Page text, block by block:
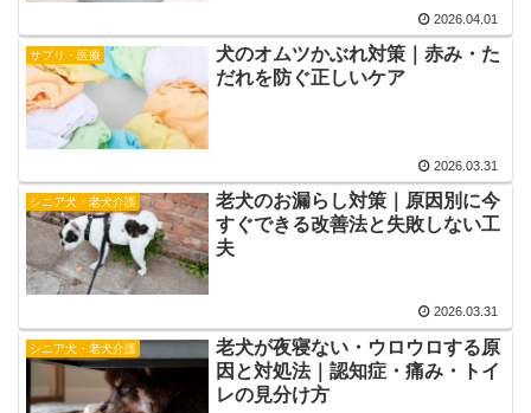
2026.04.01
サプリ・医療
犬のオムツかぶれ対策｜赤み・た
だれを防ぐ正しいケア
2026.03.31
シニア犬・老犬介護
老犬のお漏らし対策｜原因別に今
すぐできる改善法と失敗しない工
夫
2026.03.31
シニア犬・老犬介護
老犬が夜寝ない・ウロウロする原
因と対処法｜認知症・痛み・トイ
レの見分け方